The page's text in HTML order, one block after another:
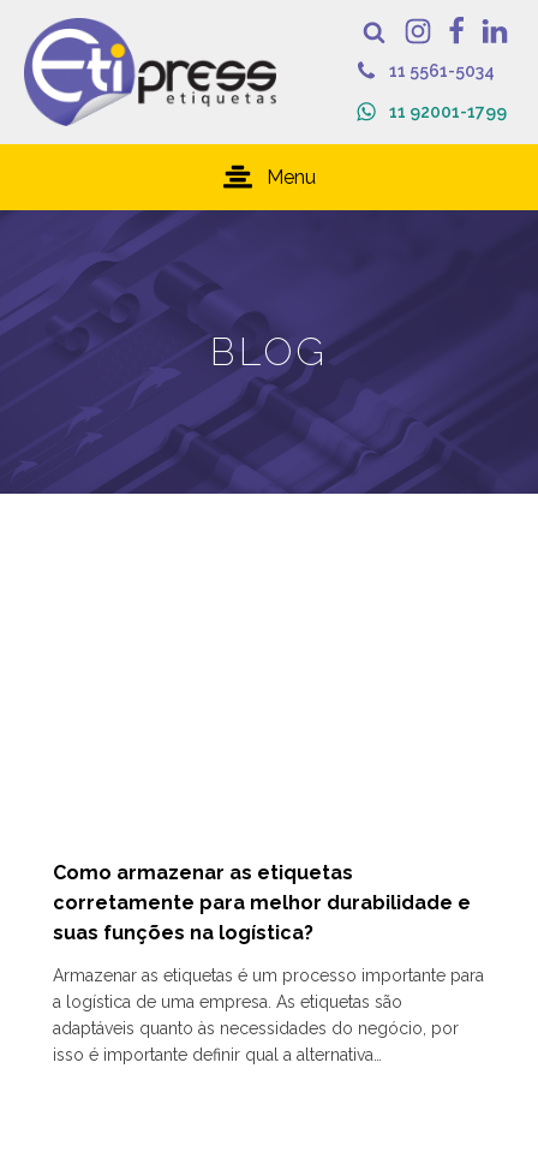
11 5561-5034
11 92001-1799
Menu
BLOG
Como armazenar as etiquetas
corretamente para melhor durabilidade e
suas funções na logística?
Armazenar as etiquetas é um processo importante para
a logística de uma empresa. As etiquetas são
adaptáveis quanto às necessidades do negócio, por
isso é importante definir qual a alternativa…